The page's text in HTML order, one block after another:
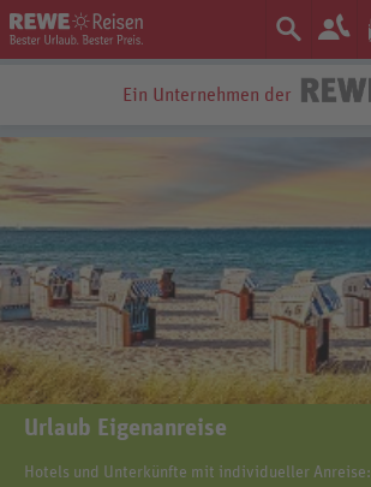
Bestpreis-Garantie
Ein Unternehmen der
Urlaub Eigenanreise
Hotels und Unterkünfte mit individueller Anreise: